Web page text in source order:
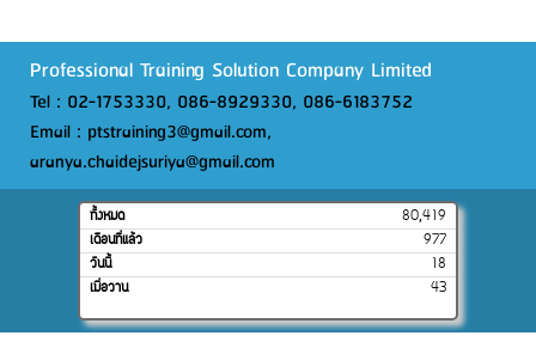
Professional Training Solution Company Limited
Tel : 02-1753330, 086-8929330, 086-6183752
Email : ptstraining3@gmail.com,
aranya.chaidejsuriya@gmail.com
ทั้งหมด
80,419
เดือนที่แล้ว
977
วันนี้
18
เมื่อวาน
43